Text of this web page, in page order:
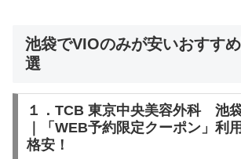
池袋でVIOのみが安いおすす
選
１．TCB 東京中央美容外科 池
｜「WEB予約限定クーポン」利
格安！